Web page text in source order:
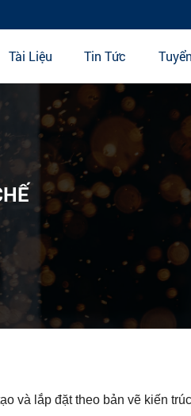
Tài Liệu Tin Tức
và lắp đặt theo bản vẽ kiến